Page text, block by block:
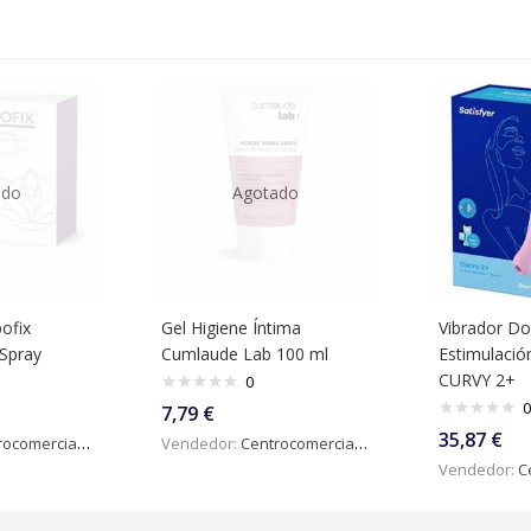
Agotado
Gel Higiene Íntima
Cumlaude Lab 100 ml
0
7,79 €
Vendedor: Centrocomercialdigital
Vibrador
CURVY 2+
0
35,87 €
Vendedor: